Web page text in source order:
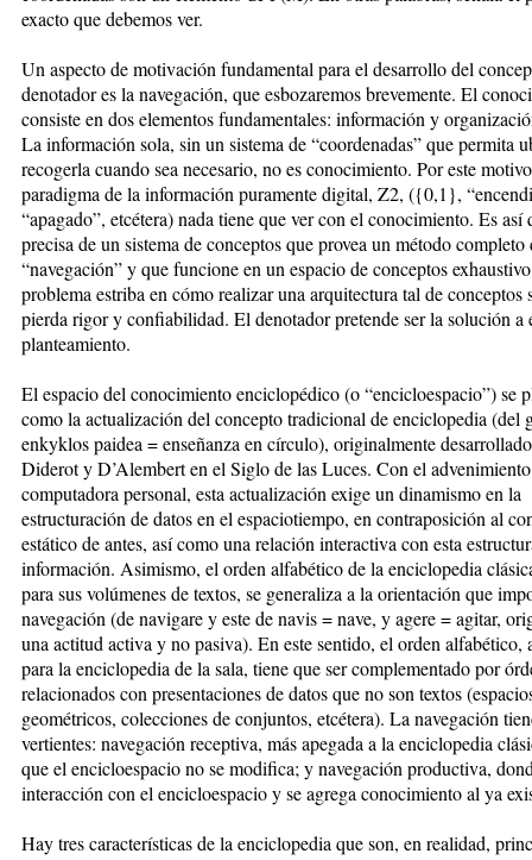
exacto que debemos ver.
Un aspecto de motivación fundamental para el desarrollo del
denotador es la navegación, que esbozaremos brevemente. El
consiste en dos elementos fundamentales: información y
La información sola, sin un sistema de “coordenadas” que permita
recogerla cuando sea necesario, no es conocimiento. Por este
paradigma de la información puramente digital, Z2, ({0,1},
“apagado”, etcétera) nada tiene que ver con el conocimiento. Es así
precisa de un sistema de conceptos que provea un método completo
“navegación” y que funcione en un espacio de conceptos
problema estriba en cómo realizar una arquitectura tal de conceptos
pierda rigor y confiabilidad. El denotador pretende ser la solución a
planteamiento.
El espacio del conocimiento enciclopédico (o “encicloespacio”) se
como la actualización del concepto tradicional de enciclopedia (del
enkyklos paidea = enseñanza en círculo), originalmente
Diderot y D’Alembert en el Siglo de las Luces. Con el
computadora personal, esta actualización exige un dinamismo en la
estructuración de datos en el espaciotiempo, en contraposición al
estático de antes, así como una relación interactiva con esta
información. Asimismo, el orden alfabético de la enciclopedia
para sus volúmenes de textos, se generaliza a la orientación que
navegación (de navigare y este de navis = nave, y agere = agitar,
una actitud activa y no pasiva). En este sentido, el orden alfabético,
para la enciclopedia de la sala, tiene que ser complementado por
relacionados con presentaciones de datos que no son textos
geométricos, colecciones de conjuntos, etcétera). La navegación
vertientes: navegación receptiva, más apegada a la enciclopedia
que el encicloespacio no se modifica; y navegación productiva,
interacción con el encicloespacio y se agrega conocimiento al ya
Hay tres características de la enciclopedia que son, en realidad,